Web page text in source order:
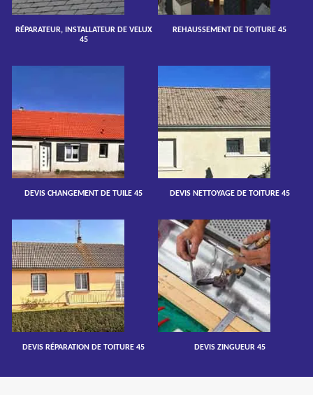
RÉPARATEUR, INSTALLATEUR DE VELUX
45
REHAUSSEMENT DE TOITURE 45
DEVIS CHANGEMENT DE TUILE 45 DEVIS NETTOYAGE DE TOITURE 45
DEVIS RÉPARATION DE TOITURE 45 DEVIS ZINGUEUR 45